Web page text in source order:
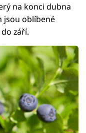
na konci dubna
jsou oblíbené
září.